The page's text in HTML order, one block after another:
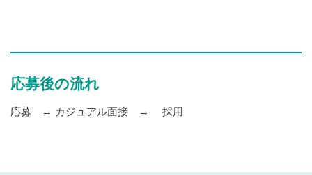
応募後の流れ
応募 → カジュアル面接 → 採用